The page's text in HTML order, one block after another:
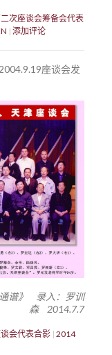
次座谈会筹备会代表
添加评论
座谈会发
谱》 录入：罗训
森 2014.7.7
会代表合影 2014